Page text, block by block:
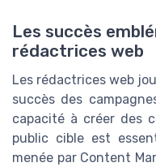
Les succès
rédactrices web
Les rédactrices web
succès des
capacité à créer des
public cible est
menée par Content